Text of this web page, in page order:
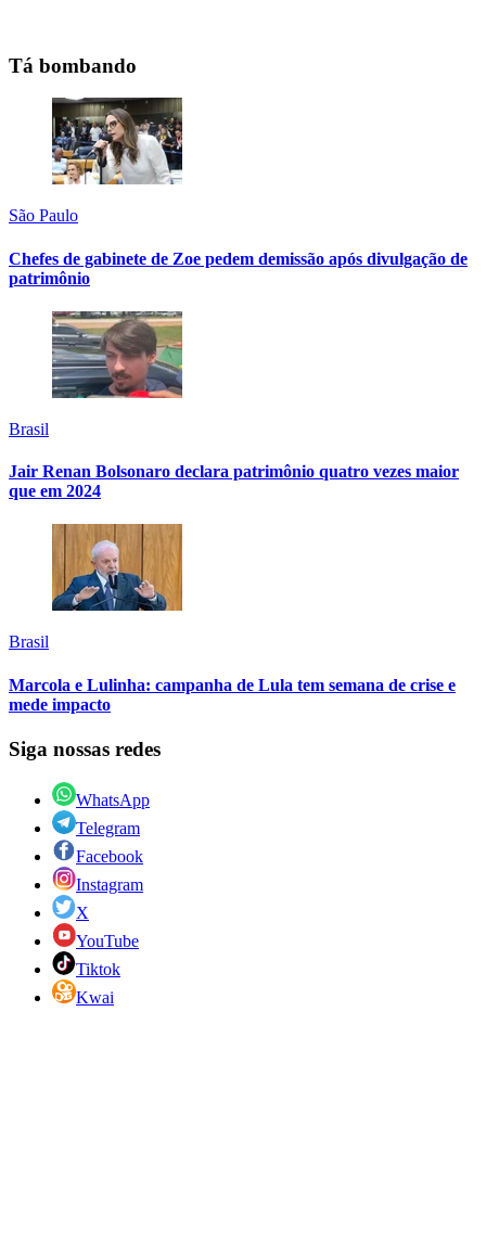
Tá bombando
São Paulo
Chefes de gabinete de Zoe pedem demissão após divulgação de
patrimônio
Brasil
Jair Renan Bolsonaro declara patrimônio quatro vezes maior
que em 2024
Brasil
Marcola e Lulinha: campanha de Lula tem semana de crise e
mede impacto
Siga nossas redes
WhatsApp
Telegram
Facebook
Instagram
X
YouTube
Tiktok
Kwai